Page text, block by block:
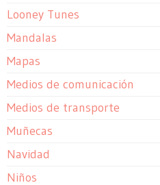
Looney Tunes
Mandalas
Mapas
Medios de comunicación
Medios de transporte
Muñecas
Navidad
Niños